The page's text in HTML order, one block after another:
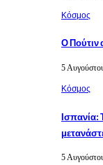
Κόσμος
Ο Πούτιν
5
Κόσμος
Ισπανία:
5